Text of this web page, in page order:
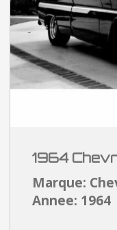
1964
Marque:
Annee: 1964